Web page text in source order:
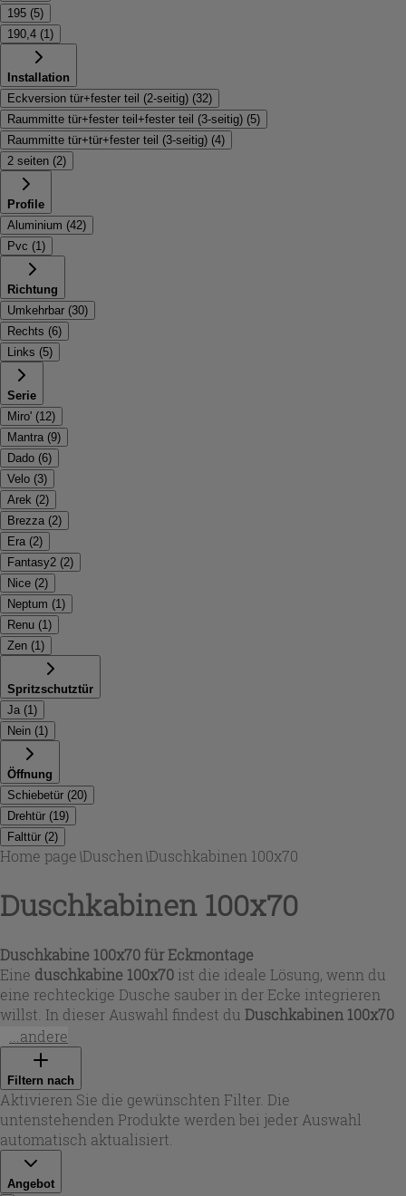
195 (5)
190,4 (1)
Installation
Eckversion tür+fester teil (2-seitig) (32)
Raummitte tür+fester teil+fester teil (3-seitig) (5)
Raummitte tür+tür+fester teil (3-seitig) (4)
2 seiten (2)
Profile
Aluminium (42)
Pvc (1)
Richtung
Umkehrbar (30)
Rechts (6)
Links (5)
Serie
Miro' (12)
Mantra (9)
Dado (6)
Velo (3)
Arek (2)
Brezza (2)
Era (2)
Fantasy2 (2)
Nice (2)
Neptum (1)
Renu (1)
Zen (1)
Spritzschutztür
Ja (1)
Nein (1)
Öffnung
Schiebetür (20)
Drehtür (19)
Falttür (2)
Home page\Duschen \Duschkabinen 100x70
Duschkabinen 100x70
Duschkabine 100x70 für Eckmontage
Eine duschkabine 100x70 ist die ideale Lösung, wenn du
eine rechteckige Dusche sauber in der Ecke integrieren
willst. In dieser Auswahl findest du Duschkabinen 100x70
in unterschiedlichen Ausführungen – von klassischer 2-
seitiger Ecklösung bis zu Varianten, die sich zu einer 3-
seitigen Dusche kombinieren lassen. Dank verschiedener
Öffnungsrichtungen (links oder rechts) passt sich das Maß
100x70 cm auch an enge Grundrisse an und sorgt für einen
komfortablen Einstieg.
...andere
Filtern nach
Aktivieren Sie die gewünschten Filter. Die
untenstehenden Produkte werden bei jeder Auswahl
automatisch aktualisiert.
Angebot